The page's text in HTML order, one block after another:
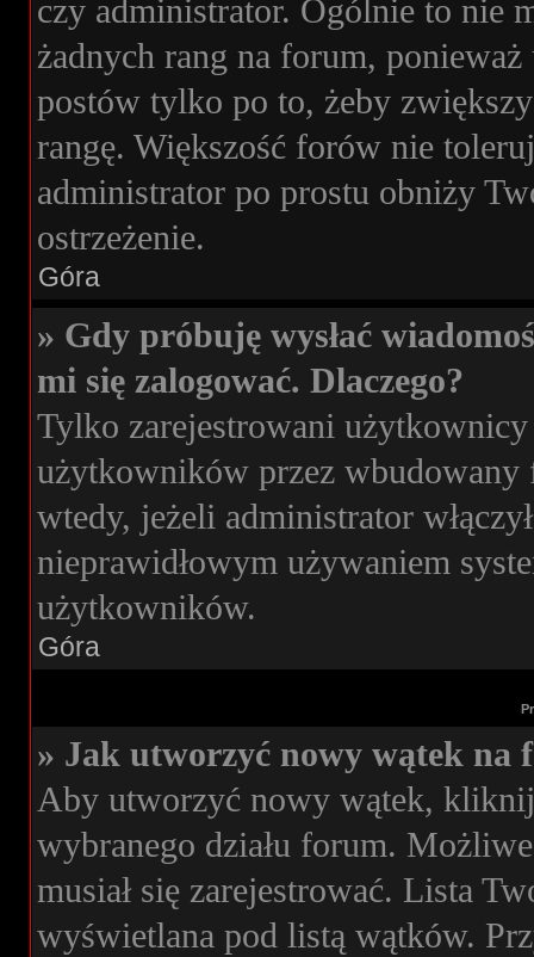
czy administrator. Ogólnie to nie
żadnych rang na forum,
postów tylko po to, żeby
rangę. Większość forów nie
administrator po prostu obniży
ostrzeżenie.
Góra
» Gdy próbuję wysłać
mi się zalogować. Dlaczego?
Tylko zarejestrowani
użytkowników przez
wtedy, jeżeli administrator
nieprawidłowym używaniem
użytkowników.
Góra
» Jak utworzyć nowy wątek na
Aby utworzyć nowy wątek,
wybranego działu forum.
musiał się zarejestrować. Lista
wyświetlana pod listą wątków.